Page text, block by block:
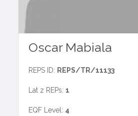
Oscar Mabiala
REPS ID: REPS/TR/11133
Lat z REPs:1
EQF Level: 4